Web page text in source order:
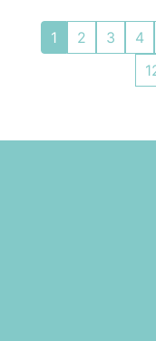
1 2 3 4